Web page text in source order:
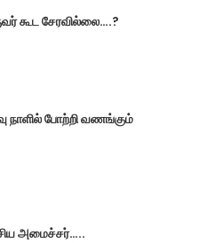
கூட சேரவில்லை….?
போற்றி வணங்கும்
அமைச்சர்…..